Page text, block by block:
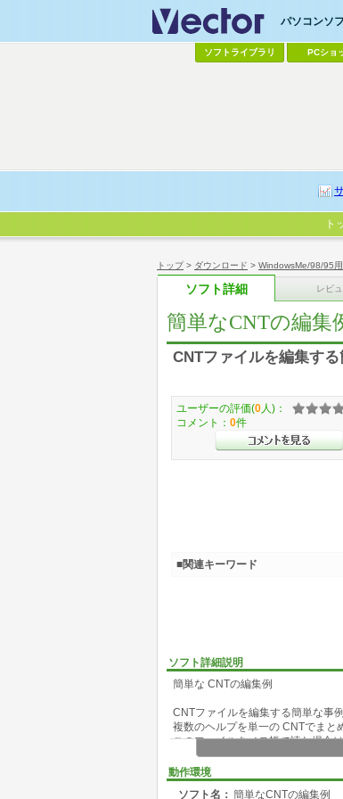
トップ> ダウンロード > WindowsMe/98/95用
ソフト詳細 レビ
簡単なCNTの編集
CNTファイルを編集する
ソフト詳細説明
簡単な CNTの編集例
CNTファイルを編集する簡単な事
複数のヘルプを単一の CNTでまと
このファイルをメモ帳で読む場合
を行って読んでください。
Windows 95の新しいヘルプシス
動作環境
ソフト名： 簡単なCNTの編集例
ユーザーの評価(0 人)：
コメント： 0件
■関連キーワード
パソコンソ
ソフトライブラリ PCショ
ト